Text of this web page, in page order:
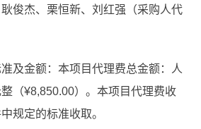
俊杰、栗恒新、刘红强（采购人代
及金额：本项目代理费总金额：人
（¥8,850.00）。本项目代理费收
规定的标准收取。